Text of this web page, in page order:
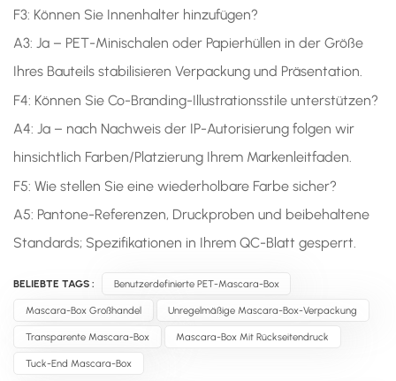
F3: Können Sie Innenhalter hinzufügen?
A3: Ja – PET-Minischalen oder Papierhüllen in der Größe
Ihres Bauteils stabilisieren Verpackung und Präsentation.
F4: Können Sie Co-Branding-Illustrationsstile unterstützen?
A4: Ja – nach Nachweis der IP-Autorisierung folgen wir
hinsichtlich Farben/Platzierung Ihrem Markenleitfaden.
F5: Wie stellen Sie eine wiederholbare Farbe sicher?
A5: Pantone-Referenzen, Druckproben und beibehaltene
Standards; Spezifikationen in Ihrem QC-Blatt gesperrt.
BELIEBTE TAGS : Benutzerdefinierte PET-Mascara-Box
Mascara-Box Großhandel Unregelmäßige Mascara-Box-Verpackung
Transparente Mascara-Box Mascara-Box Mit Rückseitendruck
Tuck-End Mascara-Box